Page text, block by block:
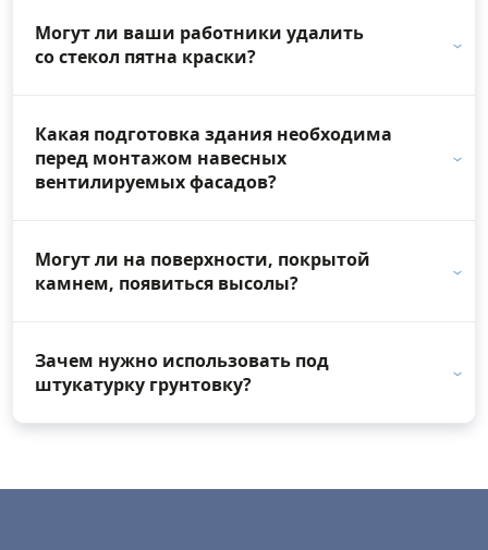
Могут ли ваши работники удалить
со стекол пятна краски?
Какая подготовка здания необходима
перед монтажом навесных
вентилируемых фасадов?
Могут ли на поверхности, покрытой
камнем, появиться высолы?
Зачем нужно использовать под
штукатурку грунтовку?